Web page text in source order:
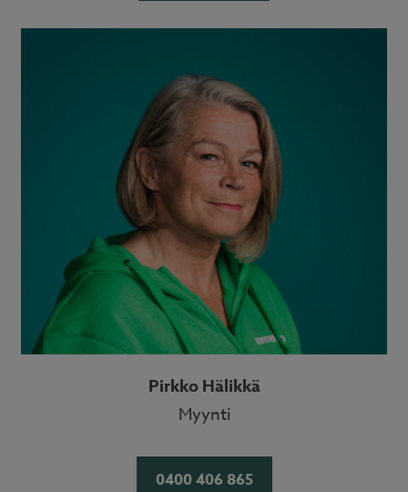
Pirkko Hälikkä
Myynti
0400 406 865